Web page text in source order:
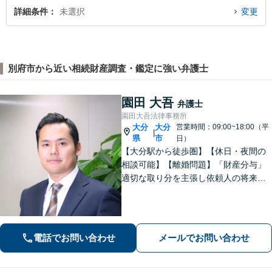
詳細条件 未選択 変更
別府市から近い相続財産調査・鑑定に強い弁護士
園田 大吾 弁護士
園田大吾法律事務所
大分
県
|
大分
市
営業時間：09:00~18:00（平
日）
【大分駅から徒歩圏】【休日・夜間の
相談可能】【離婚問題】「財産分与」
適切な取り分を主張し依頼人の将来を
どお任せください
電話でお問い合わせ メールでお問い合わせ